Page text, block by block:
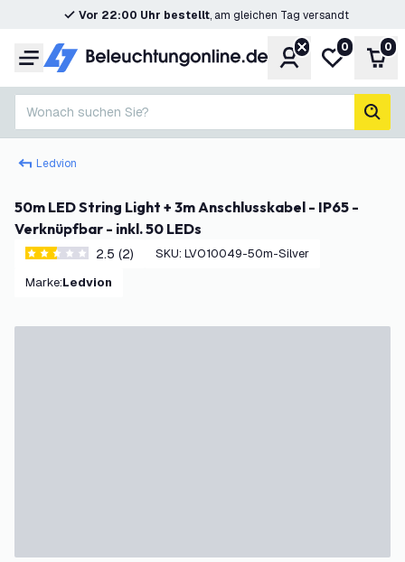
Vor 22:00 Uhr bestellt, am gleichen Tag versandt
Menü KontoMeine
0 0
Wonach suchen Sie?
Ledvion
50m LED String Light + 3m Anschlusskabel - IP65 -
Verknüpfbar - inkl. 50 LEDs
2.5 Bewertungssterne
2.5 (2) SKU: LVO10049-50m-Silver
Marke: Ledvion